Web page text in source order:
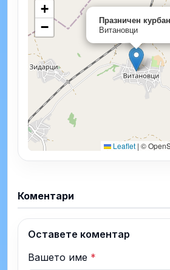
Празничен курбан
Витановци
+
−
Leaflet | ©
Коментари
Оставете коментар
Вашето име *